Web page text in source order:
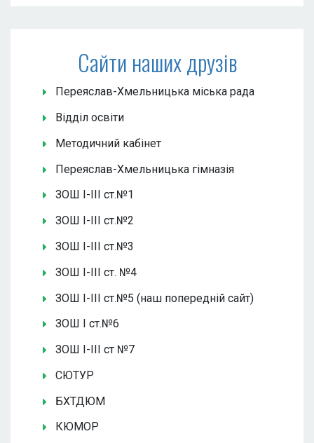
Сайти наших друзів
Переяслав-Хмельницька міська рада
Відділ освіти
Методичний кабінет
Переяслав-Хмельницька гімназія
ЗОШ І-ІІІ ст.№1
ЗОШ І-ІІІ ст.№2
ЗОШ І-ІІІ ст.№3
ЗОШ І-ІІІ ст. №4
ЗОШ І-ІІІ ст.№5 (наш попередній сайт)
ЗОШ І ст.№6
ЗОШ І-ІІІ ст №7
СЮТУР
БХТДЮМ
КЮМОР